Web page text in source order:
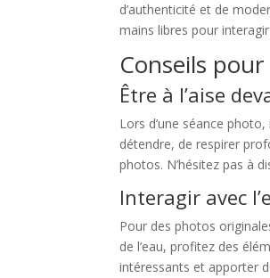
d’authenticité et de
mains libres pour
Conseils
Être à l’aise
Lors d’une séance
détendre, de respirer
photos. N’hésitez pas à
Interagir avec
Pour des photos
de l’eau, profitez des
intéressants et apporter